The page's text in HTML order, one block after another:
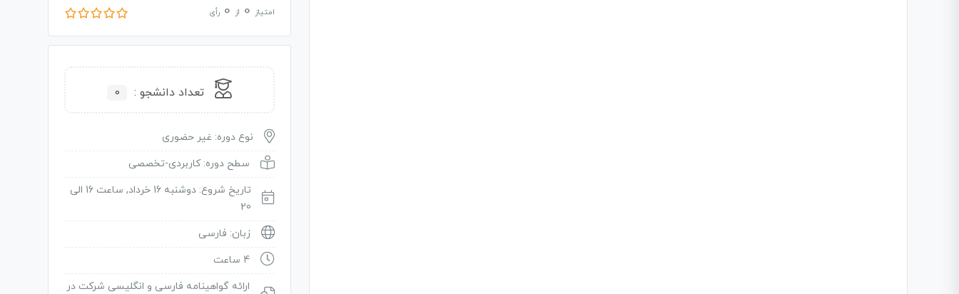
امتیاز 0 از 0 رأی
تعداد دانشجو : 0
نوع دوره: غیر حضوری
سطح دوره: کاربردی-تخصصی
تاریخ شروع: دوشنبه 16 خرداد, ساعت 16 الی
20
زبان: فارسی
4 ساعت
ارائه گواهینامه فارسی و انگلیسی شرکت در